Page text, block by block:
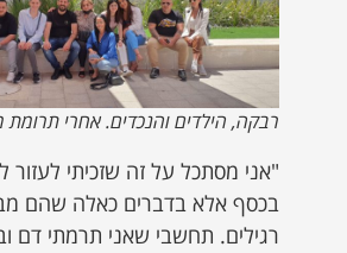
רבקה, הילדים והנכדים. אחרי
"אני מסתכל על זה שזכיתי לעזור
בכסף אלא בדברים כאלה שהם
רגילים. תחשבי שאני תרמתי דם